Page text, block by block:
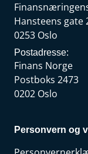
Hansteens gate
0253 Oslo
Postadresse:
Finans Norge
Postboks 2473
0202 Oslo
Personvern og